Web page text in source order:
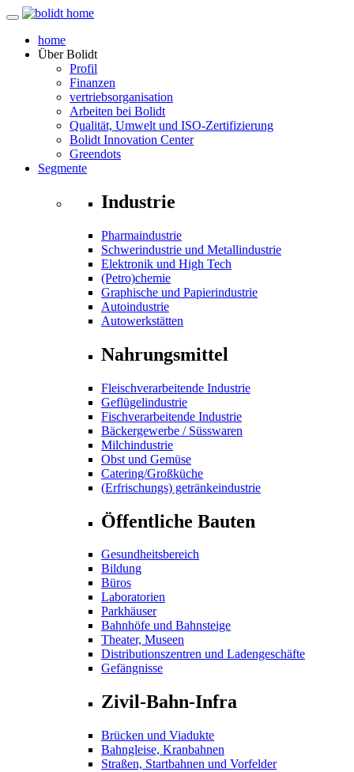
home
ÜberBolidt
Profil
Finanzen
vertriebsorganisation
Arbeiten bei Bolidt
Qualität, Umwelt und ISO-Zertifizierung
Bolidt Innovation Center
Greendots
Segmente
Industrie
Pharmaindustrie
Schwerindustrie und Metallindustrie
Elektronik und High Tech
(Petro)chemie
Graphische und Papierindustrie
Autoindustrie
Autowerkstätten
Nahrungsmittel
Fleischverarbeitende Industrie
Geflügelindustrie
Fischverarbeitende Industrie
Bäckergewerbe / Süsswaren
Milchindustrie
Obst und Gemüse
Catering/Großküche
(Erfrischungs) getränkeindustrie
Öffentliche Bauten
Gesundheitsbereich
Bildung
Büros
Laboratorien
Parkhäuser
Bahnhöfe und Bahnsteige
Theater, Museen
Distributionszentren und Ladengeschäfte
Gefängnisse
Zivil-Bahn-Infra
Brücken und Viadukte
Bahngleise, Kranbahnen
Straßen, Startbahnen und Vorfelder